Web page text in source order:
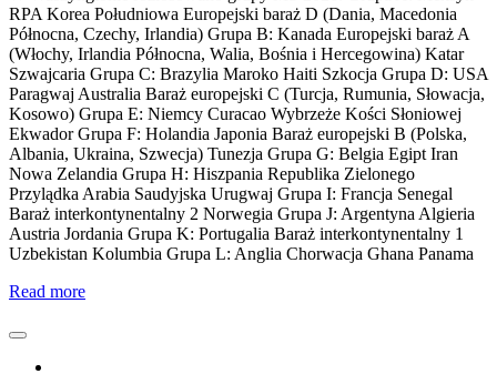
RPA Korea Południowa Europejski baraż D (Dania, Macedonia
Północna, Czechy, Irlandia) Grupa B: Kanada Europejski baraż A
(Włochy, Irlandia Północna, Walia, Bośnia i Hercegowina) Katar
Szwajcaria Grupa C: Brazylia Maroko Haiti Szkocja Grupa D: USA
Paragwaj Australia Baraż europejski C (Turcja, Rumunia, Słowacja,
Kosowo) Grupa E: Niemcy Curacao Wybrzeże Kości Słoniowej
Ekwador Grupa F: Holandia Japonia Baraż europejski B (Polska,
Albania, Ukraina, Szwecja) Tunezja Grupa G: Belgia Egipt Iran
Nowa Zelandia Grupa H: Hiszpania Republika Zielonego
Przylądka Arabia Saudyjska Urugwaj Grupa I: Francja Senegal
Baraż interkontynentalny 2 Norwegia Grupa J: Argentyna Algieria
Austria Jordania Grupa K: Portugalia Baraż interkontynentalny 1
Uzbekistan Kolumbia Grupa L: Anglia Chorwacja Ghana Panama
Read more